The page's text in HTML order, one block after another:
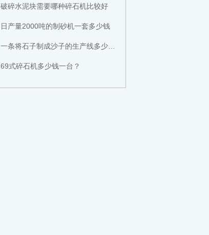
破碎水泥块需要哪种碎石机比较好
日产量2000吨的制砂机一套多少钱
一条将石子制成沙子的生产线多少钱？
69式碎石机多少钱一台？